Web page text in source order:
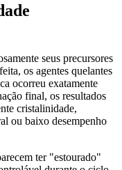
seus precursores
os agentes quelantes
ocorreu exatamente
final, os resultados
cristalinidade,
ou baixo desempenho
ter "estourado"